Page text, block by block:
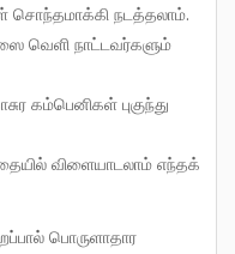
சொந்தமாக்கி நடத்தலாம்.
வெளி நாட்டவர்களும்
கம்பெனிகள் புகுந்து
விளையாடலாம் எந்தக்